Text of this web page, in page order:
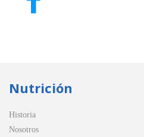
Nutrición
Historia
Nosotros